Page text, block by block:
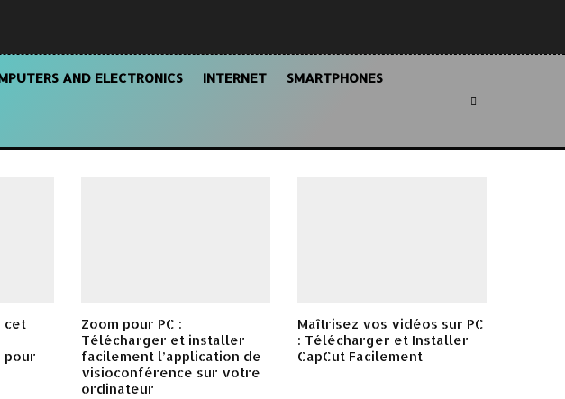
AND ELECTRONICS INTERNET SMARTPHONES
cet
pour
Zoom pour PC :
Télécharger et installer
facilement l’application de
visioconférence sur votre
ordinateur
Maîtrisez vos vidéos sur PC
: Télécharger et Installer
CapCut Facilement